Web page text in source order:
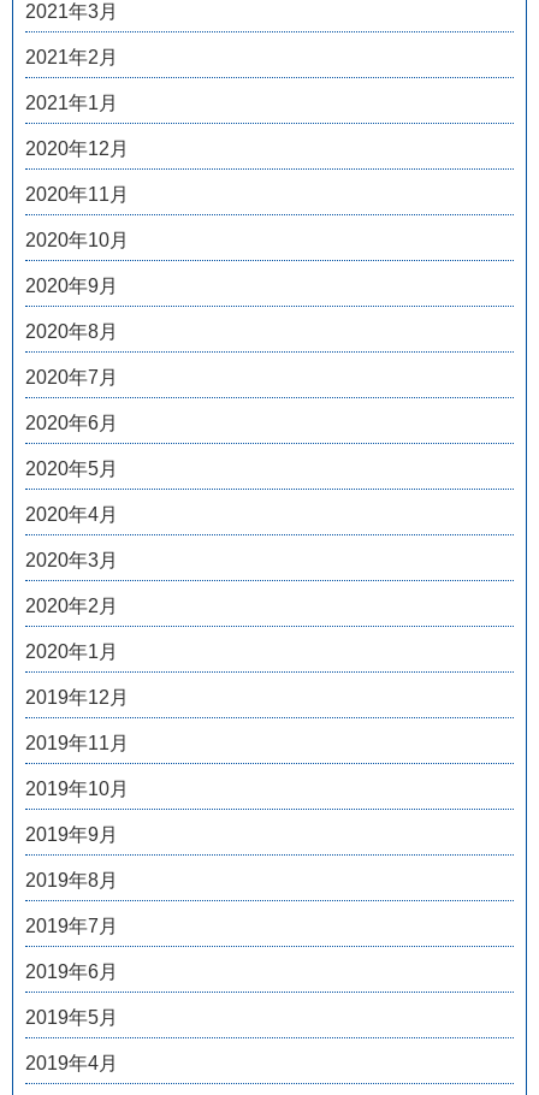
2021年3月
2021年2月
2021年1月
2020年12月
2020年11月
2020年10月
2020年9月
2020年8月
2020年7月
2020年6月
2020年5月
2020年4月
2020年3月
2020年2月
2020年1月
2019年12月
2019年11月
2019年10月
2019年9月
2019年8月
2019年7月
2019年6月
2019年5月
2019年4月